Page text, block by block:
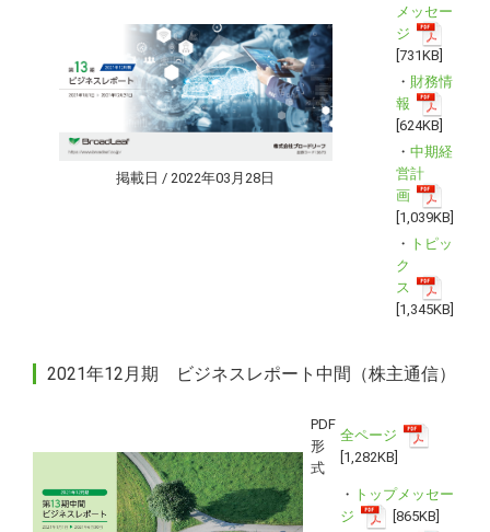
掲載日 / 2022年03月28日
メッセー
ジ
[731KB]
・ 財務情
報
[624KB]
・ 中期経
営計
画
[1,039KB]
・ トピッ
ク
ス
[1,345KB]
2021年12月期 ビジネスレポート中間（株主通信）
PDF
形
式
全ページ
[1,282KB]
・ トップメッセー
ジ
[865KB]